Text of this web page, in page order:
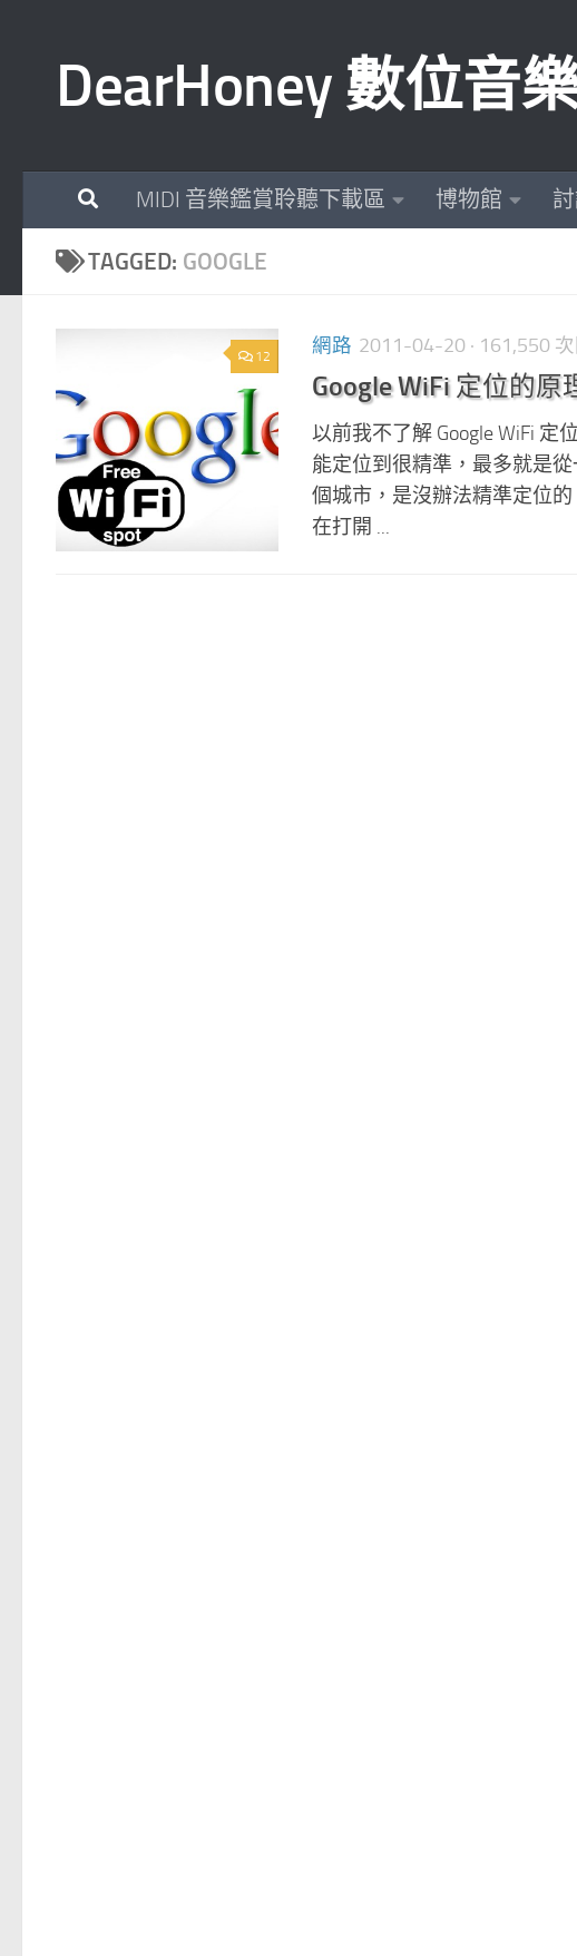
DearHoney 數位音
MIDI 音樂鑑賞聆聽下載區 博物館
TAGGED: GOOGLE
12 網路 2011-04-20 · 161,550
Google WiFi 定位的原
以前我不了解 Google WiFi 定
能定位到很精準，最多就是從
個城市，是沒辦法精準定位的
在打開 ...